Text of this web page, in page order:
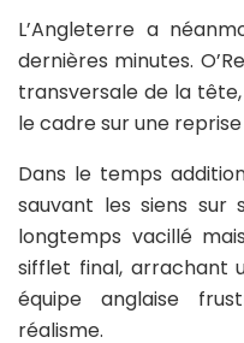
L’Angleterre a
dernières minutes.
transversale de la
le cadre sur une
Dans le temps
sauvant les siens sur
longtemps vacillé
sifflet final, arrachant
équipe anglaise
réalisme.